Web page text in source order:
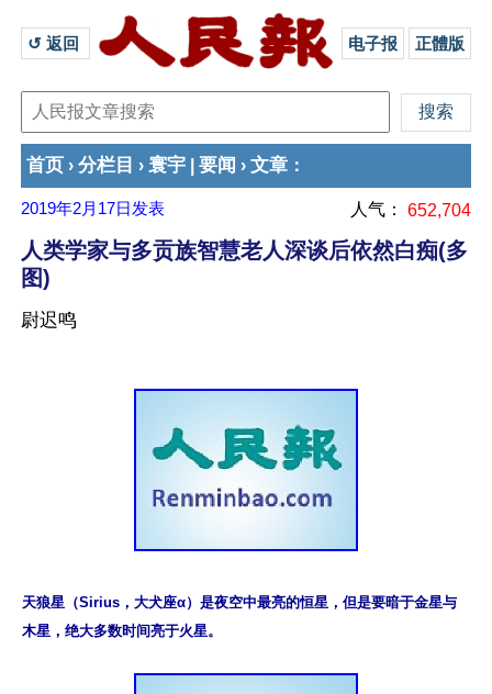
↺ 返回 电子报 正體版
首页 › 分栏目 › 寰宇 要闻 › 文章 ：
2019年2月17日 发表 人气： 652,704
人类学家与多贡族智慧老人深谈后依然白痴(多
图)
尉迟鸣
天狼星（Sirius，大犬座α）是夜空中最亮的恒星，但是要暗于金星与
木星，绝大多数时间亮于火星。